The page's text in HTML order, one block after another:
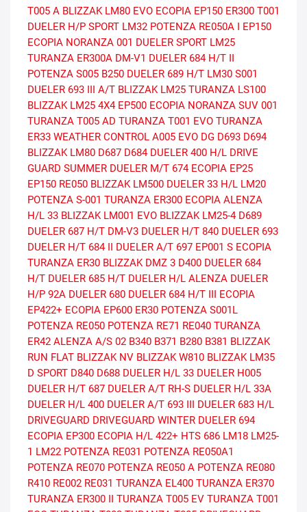
T005 A BLIZZAK LM80 EVO ECOPIA EP150 ER300 T001
DUELER H/P SPORT LM32 POTENZA RE050A I EP150
ECOPIA NORANZA 001 DUELER SPORT LM25
TURANZA ER300A DM-V1 DUELER 684 H/T II
POTENZA S005 B250 DUELER 689 H/T LM30 S001
DUELER 693 III A/T BLIZZAK LM25 TURANZA LS100
BLIZZAK LM25 4X4 EP500 ECOPIA NORANZA SUV 001
TURANZA T005 AD TURANZA T001 EVO TURANZA
ER33 WEATHER CONTROL A005 EVO DG D693 D694
BLIZZAK LM80 D687 D684 DUELER 400 H/L DRIVE
GUARD SUMMER DUELER M/T 674 ECOPIA EP25
EP150 RE050 BLIZZAK LM500 DUELER 33 H/L LM20
POTENZA S-001 TURANZA ER300 ECOPIA ALENZA
H/L 33 BLIZZAK LM001 EVO BLIZZAK LM25-4 D689
DUELER 687 H/T DM-V3 DUELER H/T 840 DUELER 693
DUELER H/T 684 II DUELER A/T 697 EP001 S ECOPIA
TURANZA ER30 BLIZZAK DMZ 3 D400 DUELER 684
H/T DUELER 685 H/T DUELER H/L ALENZA DUELER
H/P 92A DUELER 680 DUELER 684 H/T III ECOPIA
EP422+ ECOPIA EP600 ER30 POTENZA S001L
POTENZA RE050 POTENZA RE71 RE040 TURANZA
ER42 ALENZA A/S 02 B340 B371 B280 B381 BLIZZAK
RUN FLAT BLIZZAK NV BLIZZAK W810 BLIZZAK LM35
D SPORT D840 D688 DUELER H/L 33 DUELER H005
DUELER H/T 687 DUELER A/T RH-S DUELER H/L 33A
DUELER H/L 400 DUELER A/T 693 III DUELER 683 H/L
DRIVEGUARD DRIVEGUARD WINTER DUELER 694
ECOPIA EP300 ECOPIA H/L 422+ HTS 686 LM18 LM25-
1 LM22 POTENZA RE031 POTENZA RE050A1
POTENZA RE070 POTENZA RE050 A POTENZA RE080
R410 RE002 RE031 TURANZA EL400 TURANZA ER370
TURANZA ER300 II TURANZA T005 EV TURANZA T001